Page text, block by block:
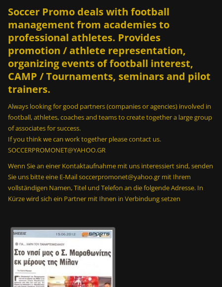
Soccer Promo deals with football
management from academies to
professional athletes. Provides
promotion / athlete representation,
organizing events of football interest,
CAMP / Tournaments, seminars and pilot
trainers.
Always looking for good partners (companies or agencies) involved in
football, athletes, coaches and teams to create together a large group
of associates for success.
If you think we can work together please contact us.
SOCCERPROMONET@YAHOO.GR
Wenn Sie an einer Kontaktaufnahme mit uns interessiert sind, senden
Sie uns bitte eine E-Mail soccerpromonet@yahoo.gr mit Ihrem
vollständigen Namen, Titel und Telefon an die folgende Adresse. In
Kürze wird sich ein Partner mit Ihnen in Verbindung setzen